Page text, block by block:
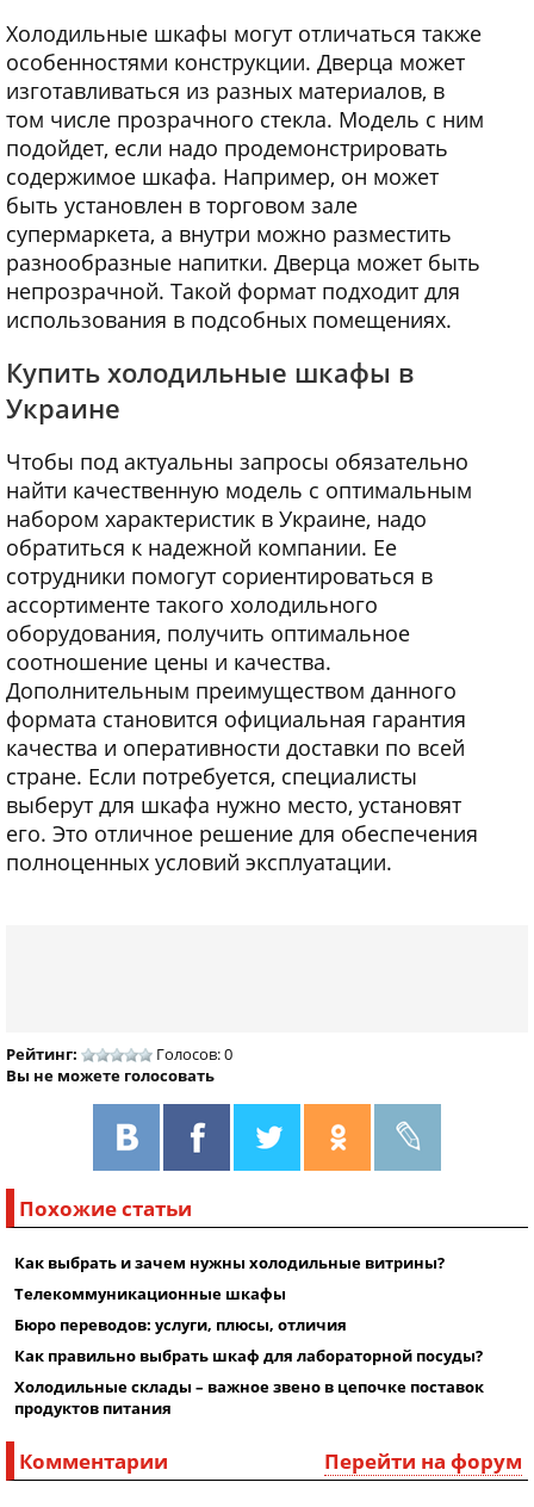
Холодильные шкафы могут отличаться также
особенностями конструкции. Дверца может
изготавливаться из разных материалов, в
том числе прозрачного стекла. Модель с ним
подойдет, если надо продемонстрировать
содержимое шкафа. Например, он может
быть установлен в торговом зале
супермаркета, а внутри можно разместить
разнообразные напитки. Дверца может быть
непрозрачной. Такой формат подходит для
использования в подсобных помещениях.
Купить холодильные шкафы в
Украине
Чтобы под актуальны запросы обязательно
найти качественную модель с оптимальным
набором характеристик в Украине, надо
обратиться к надежной компании. Ее
сотрудники помогут сориентироваться в
ассортименте такого холодильного
оборудования, получить оптимальное
соотношение цены и качества.
Дополнительным преимуществом данного
формата становится официальная гарантия
качества и оперативности доставки по всей
стране. Если потребуется, специалисты
выберут для шкафа нужно место, установят
его. Это отличное решение для обеспечения
полноценных условий эксплуатации.
Рейтинг:
Голосов: 0
Вы не можете голосовать
Похожие статьи
Как выбрать и зачем нужны холодильные витрины?
Телекоммуникационные шкафы
Бюро переводов: услуги, плюсы, отличия
Как правильно выбрать шкаф для лабораторной посуды?
Холодильные склады – важное звено в цепочке поставок
продуктов питания
Перейти на форум
Комментарии